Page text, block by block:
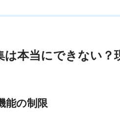
本当にできない？
能の制限